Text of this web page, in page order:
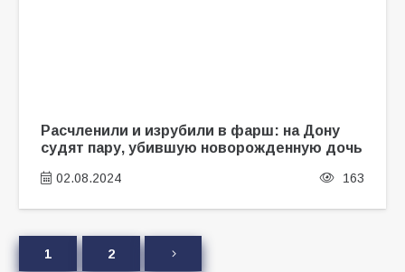
Расчленили и изрубили в фарш: на Дону
судят пару, убившую новорожденную дочь
02.08.2024 163
1 2